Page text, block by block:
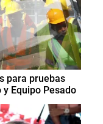
para pruebas
Equipo Pesado